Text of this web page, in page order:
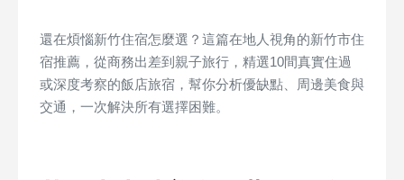
還在煩惱新竹住宿怎麼選？這篇在地人視角的新竹市住
宿推薦，從商務出差到親子旅行，精選10間真實住過
或深度考察的飯店旅宿，幫你分析優缺點、周邊美食與
交通，一次解決所有選擇困難。